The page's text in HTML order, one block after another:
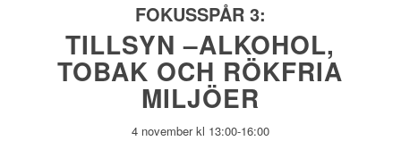
FOKUSSPÅR 3:
TILLSYN –ALKOHOL,
TOBAK OCH RÖKFRIA
MILJÖER
4 november kl 13:00-16:00